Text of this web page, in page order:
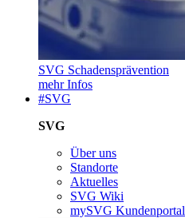
SVG Schadensprävention
mehr Infos
#SVG
SVG
Über uns
Standorte
Aktuelles
SVG Wiki
mySVG Kundenportal